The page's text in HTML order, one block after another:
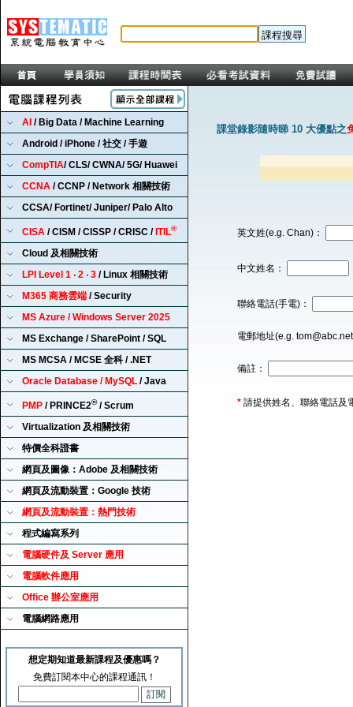
AI / Big Data / Machine Learning
Android / iPhone / 社交 / 手遊
CompTIA/ CLS/ CWNA/ 5G/ Huawei
CCNA / CCNP / Network 相關技術
CCSA/ Fortinet/ Juniper/ Palo Alto
CISA / CISM / CISSP / CRISC / ITIL®
Cloud 及相關技術
LPI Level 1 ‧ 2 ‧ 3 / Linux 相關技術
M365 商務雲端 / Security
MS Azure / Windows Server 2025
MS Exchange / SharePoint / SQL
MS MCSA / MCSE 全科 / .NET
Oracle Database / MySQL / Java
PMP / PRINCE2®/ Scrum
Virtualization 及相關技術
特價全科證書
網頁及圖像：Adobe 及相關技術
網頁及流動裝置：Google 技術
網頁及流動裝置：熱門技術
程式編寫系列
電腦硬件及 Server 應用
電腦軟件應用
Office 辦公室應用
電腦網路應用
想定期知道最新課程及優惠嗎？
免費訂閱本中心的課程通訊！
課堂錄影隨時睇 10 大優點之
英文姓(e.g. Chan)：
中文姓名：
聯絡電話(手電)：
電郵地址(e.g.
備註：
* 請提供姓名、聯絡電話及